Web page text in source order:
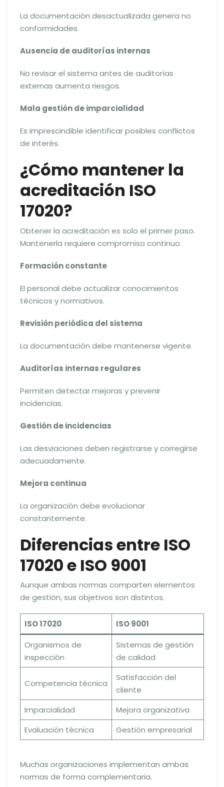
La documentación desactualizada genera no
conformidades.
Ausencia de auditorías internas
No revisar el sistema antes de auditorías
externas aumenta riesgos.
Mala gestión de imparcialidad
Es imprescindible identificar posibles conflictos
de interés.
¿Cómo mantener la
acreditación ISO
17020?
Obtener la acreditación es solo el primer paso.
Mantenerla requiere compromiso continuo.
Formación constante
El personal debe actualizar conocimientos
técnicos y normativos.
Revisión periódica del sistema
La documentación debe mantenerse vigente.
Auditorías internas regulares
Permiten detectar mejoras y prevenir
incidencias.
Gestión de incidencias
Las desviaciones deben registrarse y corregirse
adecuadamente.
Mejora continua
La organización debe evolucionar
constantemente.
Diferencias entre ISO
17020 e ISO 9001
Aunque ambas normas comparten elementos
de gestión, sus objetivos son distintos.
ISO 17020
ISO 9001
Organismos de
inspección
Sistemas de gestión
de calidad
Competencia técnica
Satisfacción del
cliente
Imparcialidad
Mejora organizativa
Evaluación técnica
Gestión empresarial
Muchas organizaciones implementan ambas
normas de forma complementaria.